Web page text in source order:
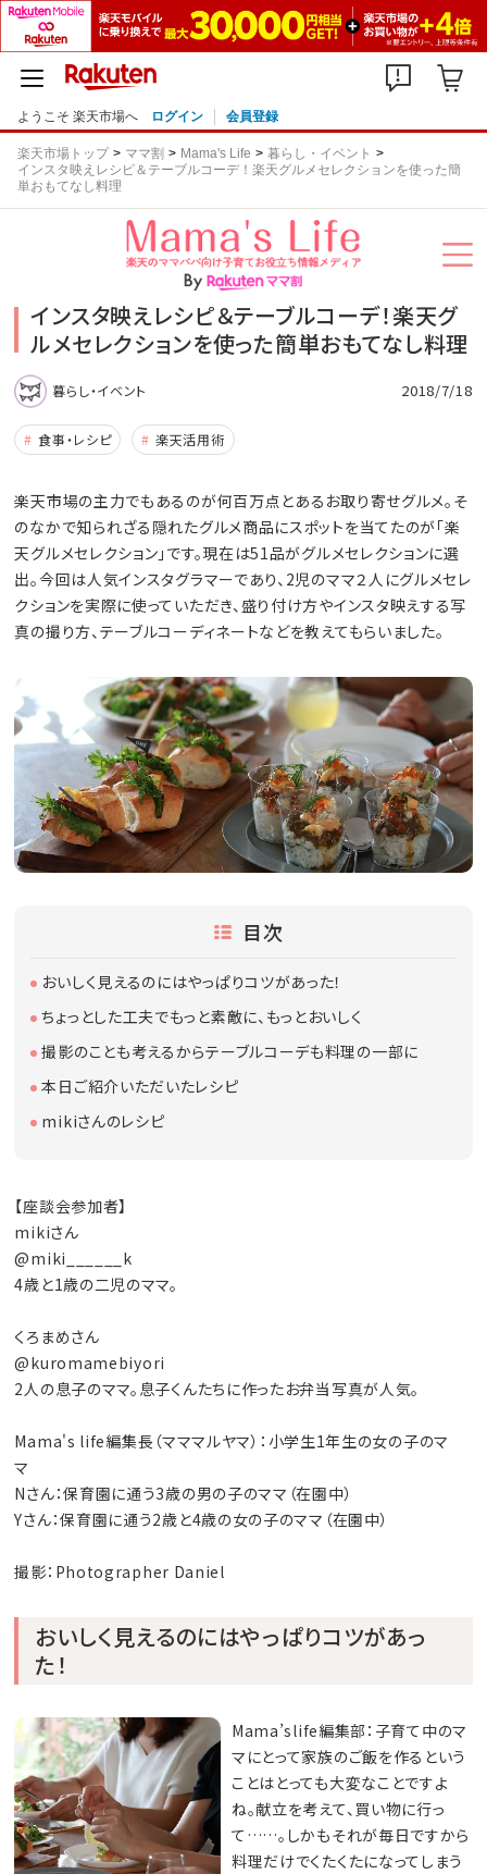
ようこそ 楽天市場へ ログイン 会員登録
楽天市場トップ ママ割 Mama's Life
暮らし・イベント
インスタ映えレシピ＆テーブルコーデ！楽天グルメセレクションを使った簡
単おもてなし料理
インスタ映えレシピ＆テーブルコーデ！楽天グ
ルメセレクションを使った簡単おもてなし料理
暮らし・イベント 2018/7/18
食事・レシピ 楽天活用術
楽天市場の主力でもあるのが何百万点とあるお取り寄せグルメ。そ
のなかで知られざる隠れたグルメ商品にスポットを当てたのが「楽
天グルメセレクション」です。現在は51品がグルメセレクションに選
出。今回は人気インスタグラマーであり、2児のママ２人にグルメセレ
クションを実際に使っていただき、盛り付け方やインスタ映えする写
真の撮り方、テーブルコーディネートなどを教えてもらいました。
目次
おいしく見えるのにはやっぱりコツがあった！
ちょっとした工夫でもっと素敵に、もっとおいしく
撮影のことも考えるからテーブルコーデも料理の一部に
本日ご紹介いただいたレシピ
mikiさんのレシピ
【座談会参加者】
mikiさん
@miki______k
4歳と1歳の二児のママ。
くろまめさん
@kuromamebiyori
2人の息子のママ。息子くんたちに作ったお弁当写真が人気。
Mama's life編集長（マママルヤマ）：小学生1年生の女の子のマ
マ
Nさん：保育園に通う3歳の男の子のママ（在園中）
Yさん：保育園に通う2歳と4歳の女の子のママ（在園中）
撮影：Photographer Daniel
おいしく見えるのにはやっぱりコツがあっ
た！
Mama’slife編集部：子育て中のマ
マにとって家族のご飯を作るという
ことはとっても大変なことですよ
ね。献立を考えて、買い物に行っ
て……。しかもそれが毎日ですから
料理だけでくたくたになってしまう